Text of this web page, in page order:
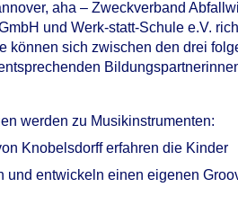
aha – Zweckverband
und Werk-statt-Schule e.V.
können sich zwischen den drei
werden zu Musikinstrumenten:
Knobelsdorff erfahren die Kinder
entwickeln einen eigenen